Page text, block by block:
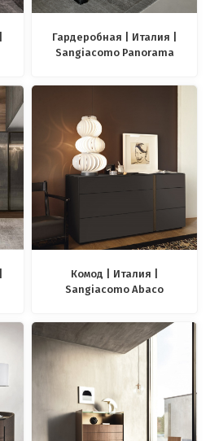
Гардеробная | Италия |
Sangiacomo Panorama
Комод | Италия |
Sangiacomo Abaco